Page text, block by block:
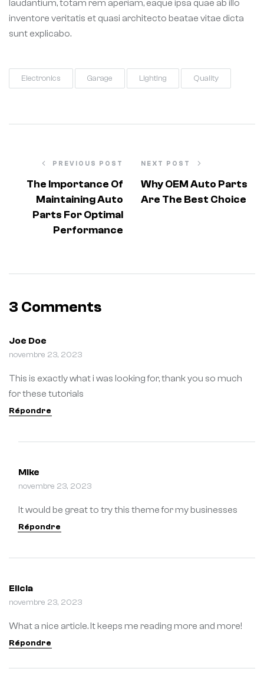
laudantium, totam rem aperiam, eaque ipsa quae ab illo
inventore veritatis et quasi architecto beatae vitae dicta
sunt explicabo.
Electronics Garage Lighting Quality
PREVIOUS POST
The Importance Of
Maintaining Auto
Parts For Optimal
Performance
NEXT POST
Why OEM Auto Parts
Are The Best Choice
3 Comments
Joe Doe
novembre 23, 2023
This is exactly what i was looking for, thank you so much
for these tutorials
Répondre
Mike
novembre 23, 2023
It would be great to try this theme for my businesses
Répondre
Elicia
novembre 23, 2023
What a nice article. It keeps me reading more and more!
Répondre